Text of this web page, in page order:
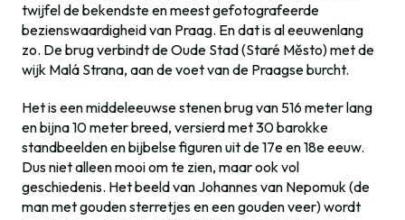
twijfel de bekendste en meest gefotografeerde
bezienswaardigheid van Praag. En dat is al eeuwenlang
zo. De brug verbindt de Oude Stad (Staré Město) met de
wijk Malá Strana, aan de voet van de Praagse burcht.
Het is een middeleeuwse stenen brug van 516 meter lang
en bijna 10 meter breed, versierd met 30 barokke
standbeelden en bijbelse figuren uit de 17e en 18e eeuw.
Dus niet alleen mooi om te zien, maar ook vol
geschiedenis. Het beeld van Johannes van Nepomuk (de
man met gouden sterretjes en een gouden veer) wordt